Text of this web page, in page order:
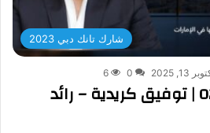
شارك تانك دبي 2023
13, 2025
0
6
شيفرة – الموسم 02 | توفيق كريدية – رائد